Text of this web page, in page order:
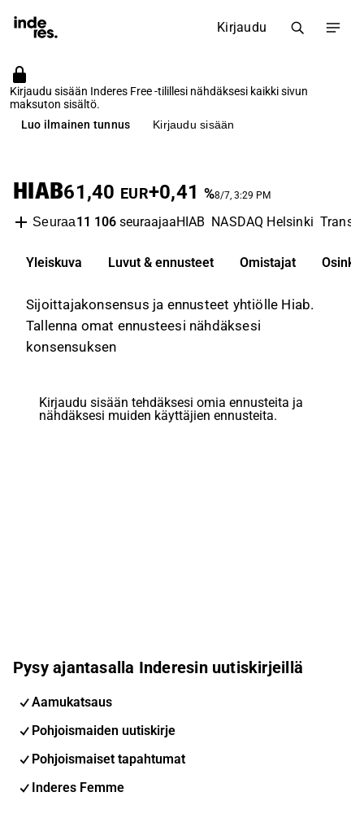
Kirjaudu
Kirjaudu sisään Inderes Free -tilillesi nähdäksesi kaikki sivun
maksuton sisältö.
Luo ilmainen tunnus
Kirjaudu sisään
HIAB61,40 EUR+0,41 %8/7, 3:29 PM
Seuraa11 106seuraajaaHIAB NASDAQ Helsinki
Yleiskuva Luvut & ennusteet Omistajat Osinko
Sijoittajakonsensus ja ennusteet yhtiölle Hiab.
Tallenna omat ennusteesi nähdäksesi
konsensuksen
Kirjaudu sisään tehdäksesi omia ennusteita ja
nähdäksesi muiden käyttäjien ennusteita.
Pysy ajantasalla Inderesin uutiskirjeillä
Aamukatsaus
Pohjoismaiden uutiskirje
Pohjoismaiset tapahtumat
Inderes Femme